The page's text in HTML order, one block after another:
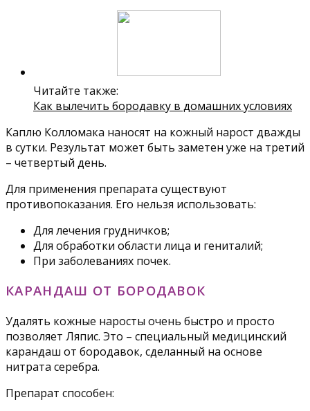
Читайте также:
Как вылечить бородавку в домашних условиях
Каплю Колломака наносят на кожный нарост дважды
в сутки. Результат может быть заметен уже на третий
– четвертый день.
Для применения препарата существуют
противопоказания. Его нельзя использовать:
Для лечения грудничков;
Для обработки области лица и гениталий;
При заболеваниях почек.
КАРАНДАШ ОТ БОРОДАВОК
Удалять кожные наросты очень быстро и просто
позволяет Ляпис. Это – специальный медицинский
карандаш от бородавок, сделанный на основе
нитрата серебра.
Препарат способен: